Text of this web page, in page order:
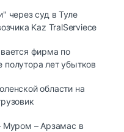
через суд в Туле
Kaz TralServiece
фирма по
лет убытков
области на
Муром – Арзамас в